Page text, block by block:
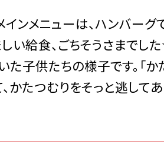
ンメニューは、ハンバーグ
い給食、ごちそうさまでし
子供たちの様子です。「か
かたつむりをそっと逃して